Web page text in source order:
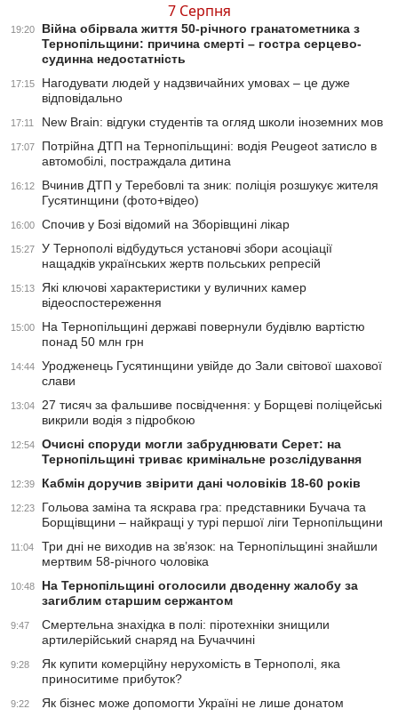
7 Серпня
19:20
Війна обірвала життя 50-річного гранатометника з
Тернопільщини: причина смерті – гостра серцево-
судинна недостатність
17:15
Нагодувати людей у надзвичайних умовах – це дуже
відповідально
17:11 New Brain: відгуки студентів та огляд школи іноземних мов
17:07
Потрійна ДТП на Тернопільщині: водія Peugeot затисло в
автомобілі, постраждала дитина
16:12
Вчинив ДТП у Теребовлі та зник: поліція розшукує жителя
Гусятинщини (фото+відео)
16:00 Спочив у Бозі відомий на Зборівщині лікар
15:27
У Тернополі відбудуться установчі збори асоціації
нащадків українських жертв польських репресій
15:13
Які ключові характеристики у вуличних камер
відеоспостереження
15:00
На Тернопільщині державі повернули будівлю вартістю
понад 50 млн грн
14:44
Уродженець Гусятинщини увійде до Зали світової шахової
слави
13:04
27 тисяч за фальшиве посвідчення: у Борщеві поліцейські
викрили водія з підробкою
12:54
Очисні споруди могли забруднювати Серет: на
Тернопільщині триває кримінальне розслідування
12:39 Кабмін доручив звірити дані чоловіків 18-60 років
12:23
Гольова заміна та яскрава гра: представники Бучача та
Борщівщини – найкращі у турі першої ліги Тернопільщини
11:04
Три дні не виходив на зв’язок: на Тернопільщині знайшли
мертвим 58-річного чоловіка
10:48
На Тернопільщині оголосили дводенну жалобу за
загиблим старшим сержантом
9:47
Смертельна знахідка в полі: піротехніки знищили
артилерійський снаряд на Бучаччині
9:28
Як купити комерційну нерухомість в Тернополі, яка
приноситиме прибуток?
9:22 Як бізнес може допомогти Україні не лише донатом